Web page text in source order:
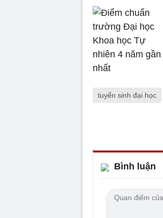
tuyển sinh đại học
Bình luận